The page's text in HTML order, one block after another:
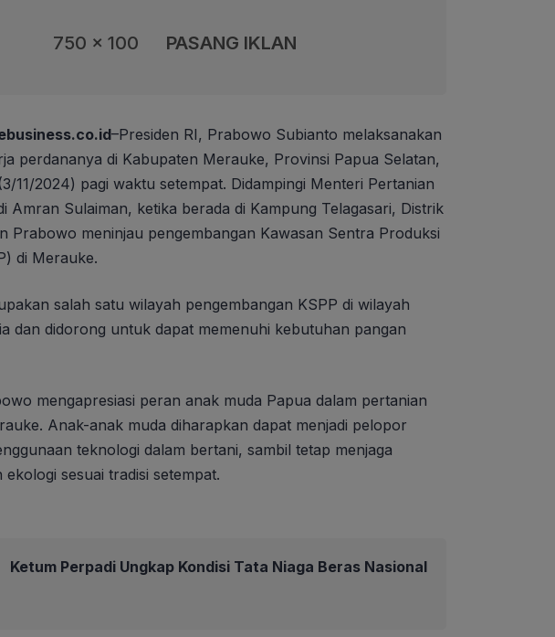
750 x 100 PASANG IKLAN
–Presiden RI, Prabowo Subianto melaksanakan
perdananya di Kabupaten Merauke, Provinsi Papua Selatan,
11/2024) pagi waktu setempat. Didampingi Menteri Pertanian
Amran Sulaiman, ketika berada di Kampung Telagasari, Distrik
Prabowo meninjau pengembangan Kawasan Sentra Produksi
di Merauke.
salah satu wilayah pengembangan KSPP di wilayah
dan didorong untuk dapat memenuhi kebutuhan pangan
mengapresiasi peran anak muda Papua dalam pertanian
Anak-anak muda diharapkan dapat menjadi pelopor
teknologi dalam bertani, sambil tetap menjaga
ekologi sesuai tradisi setempat.
Ketum Perpadi Ungkap Kondisi Tata Niaga Beras Nasional